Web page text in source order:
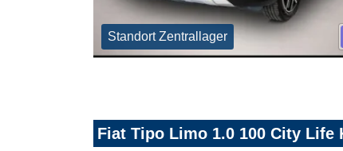
Standort Zentrallager
Fiat Tipo Limo 1.0 100 City Life